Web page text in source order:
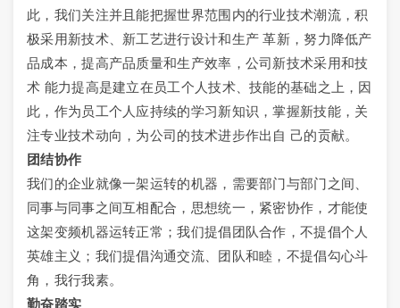
此，我们关注并且能把握世界范围内的行业技术潮流，积
极采用新技术、新工艺进行设计和生产 革新，努力降低产
品成本，提高产品质量和生产效率，公司新技术采用和技
术 能力提高是建立在员工个人技术、技能的基础之上，因
此，作为员工个人应持续的学习新知识，掌握新技能，关
注专业技术动向，为公司的技术进步作出自 己的贡献。
团结协作
我们的企业就像一架运转的机器，需要部门与部门之间、
同事与同事之间互相配合，思想统一，紧密协作，才能使
这架变频机器运转正常；我们提倡团队合作，不提倡个人
英雄主义；我们提倡沟通交流、团队和睦，不提倡勾心斗
角，我行我素。
勤奋踏实